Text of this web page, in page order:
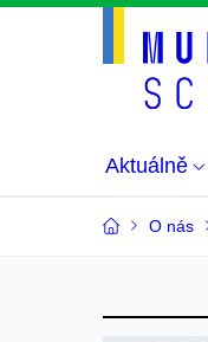
Aktuálně
O nás